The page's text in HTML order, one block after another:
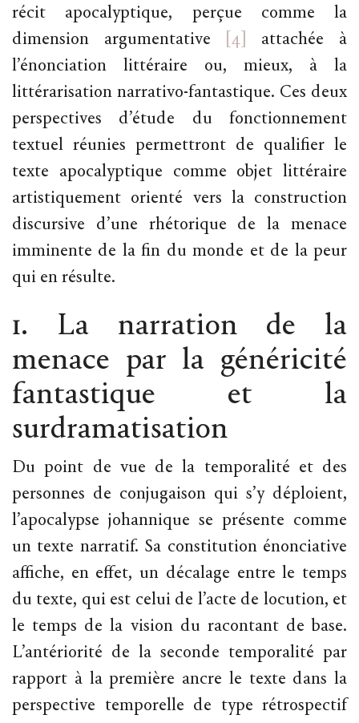
récit apocalyptique, perçue comme la
dimension argumentative
[4]
attachée à
l’énonciation littéraire ou, mieux, à la
littérarisation narrativo-fantastique. Ces deux
perspectives d’étude du fonctionnement
textuel réunies permettront de qualifier le
texte apocalyptique comme objet littéraire
artistiquement orienté vers la construction
discursive d’une rhétorique de la menace
imminente de la fin du monde et de la peur
qui en résulte.
1. La narration de la
menace par la généricité
fantastique et la
surdramatisation
Du point de vue de la temporalité et des
personnes de conjugaison qui s’y déploient,
l’apocalypse johannique se présente comme
un texte narratif. Sa constitution énonciative
affiche, en effet, un décalage entre le temps
du texte, qui est celui de l’acte de locution, et
le temps de la vision du racontant de base.
L’antériorité de la seconde temporalité par
rapport à la première ancre le texte dans la
perspective temporelle de type rétrospectif